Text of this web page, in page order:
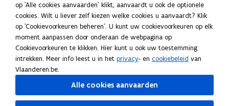
Spellingregels
Tips voor duidelijke taal
Bekijk ook
Spellingtests
Boek- en webwijzer
op 'Alle cookies aanvaarden' klikt, aanvaardt u ook de optionele
cookies. Wilt u liever zelf kiezen welke cookies u aanvaardt? Klik
op 'Cookievoorkeuren beheren'. U kunt uw cookievoorkeuren op elk
moment aanpassen door onderaan de webpagina op
Cookievoorkeuren te klikken. Hier kunt u ook uw toestemming
intrekken. Meer info leest u in het privacy- en cookiebeleid van
Vlaanderen.be.
Alle cookies aanvaarden